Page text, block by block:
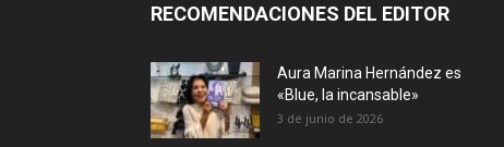
RECOMENDACIONES DEL EDITOR
Aura Marina Hernández es
«Blue, la incansable»
3 de junio de 2026